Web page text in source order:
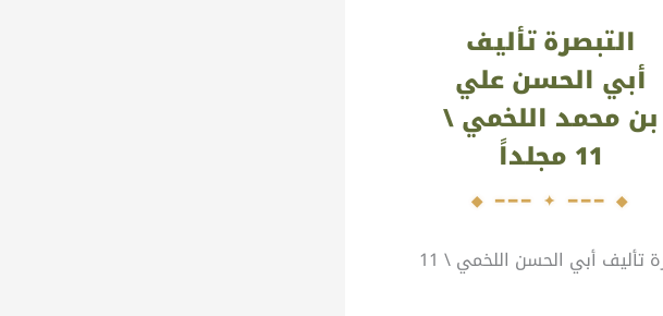
التبصرة تأليف
أبي الحسن علي
بن محمد اللخمي \
11 مجلداً
التبصرة تأليف أبي الحسن اللخمي \ 11